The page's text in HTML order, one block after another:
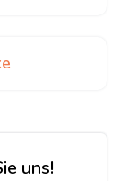
uns!